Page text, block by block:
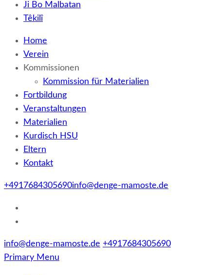
Ji Bo Malbatan
Têkilî
Home
Verein
Kommissionen
Kommission für Materialien
Fortbildung
Veranstaltungen
Materialien
Kurdisch HSU
Eltern
Kontakt
+4917684305690info@denge-mamoste.de
info@denge-mamoste.de +4917684305690
Primary Menu